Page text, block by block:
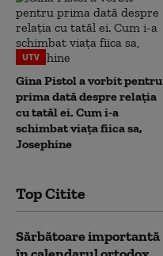
UTV
Gina Pistol a vorbit pentru
prima dată despre relația
cu tatăl ei. Cum i-a
schimbat viața fiica sa,
Josephine
Top Citite
Sărbătoare importantă